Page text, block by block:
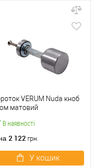
В наявності
VERUM Nuda кноб
матовий
2 122 грн.
У кошик